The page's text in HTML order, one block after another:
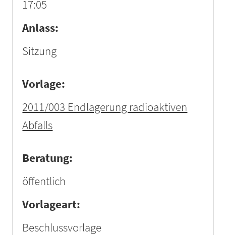
17:05
Anlass:
Sitzung
Vorlage:
2011/003 Endlagerung radioaktiven
Abfalls
Beratung:
öffentlich
Vorlageart:
Beschlussvorlage